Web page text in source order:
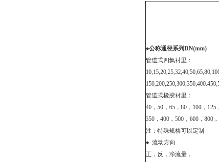
●公称通径系列
管道式四氟衬里：
管道式橡胶衬里：
40， 50， 65， 80， 100， 125
350， 400， 500， 600， 800，
注：特殊规格可以定制
● 流动方向
正，反，净流量，